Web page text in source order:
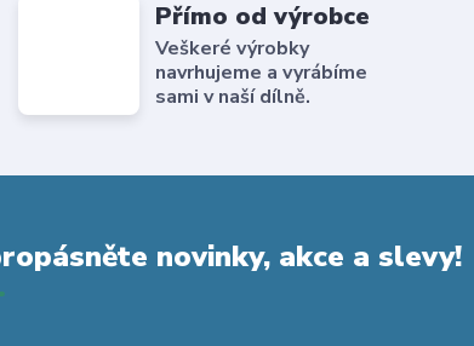
Přímo od výrobce
Veškeré výrobky
navrhujeme a vyrábíme
sami v naší dílně.
novinky, akce a slevy!